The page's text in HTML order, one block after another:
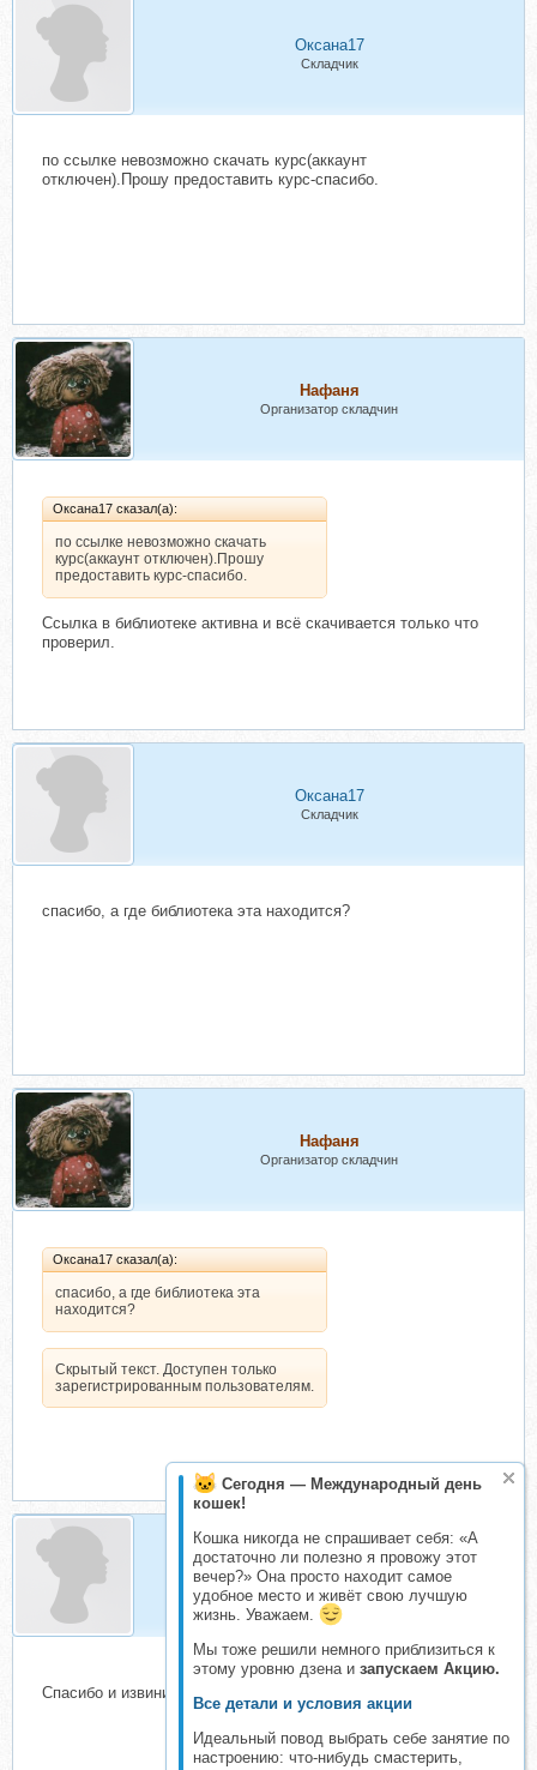
Сегодня — Международный день
кошек!
Кошка никогда не спрашивает себя: «А
достаточно ли полезно я провожу этот
вечер?» Она просто находит самое
удобное место и живёт свою лучшую
жизнь. Уважаем.
Мы тоже решили немного приблизиться к
этому уровню дзена и запускаем Акцию.
Все детали и условия акции
Идеальный повод выбрать себе занятие по
настроению: что-нибудь смастерить,
Оксана17
Складчик
по ссылке невозможно скачать курс(аккаунт
отключен).Прошу предоставить курс-спасибо.
Нафаня
Организатор складчин
Оксана17 сказал(а):
по ссылке невозможно скачать
курс(аккаунт отключен).Прошу
предоставить курс-спасибо.
Ссылка в библиотеке активна и всё скачивается только что
проверил.
Оксана17
Складчик
спасибо, а где библиотека эта находится?
Нафаня
Организатор складчин
Оксана17 сказал(а):
спасибо, а где библиотека эта
находится?
Скрытый текст. Доступен только
зарегистрированным пользователям.
Оксана17
Складчик
Спасибо и извините,просто новенькая